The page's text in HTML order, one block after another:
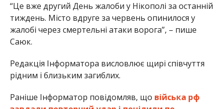
“Це вже другий День жалоби у Нікополі за останній
тиждень. Місто вдруге за червень опинилося у
жалобі через смертельні атаки ворога”, – пише
Саюк.
Редакція Інформатора висловлює щирі співчуття
рідним і близьким загиблих.
Раніше Інформатор повідомляв, що війська рф